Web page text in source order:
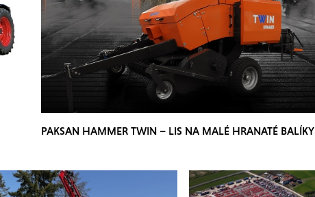
PAKSAN HAMMER TWIN – LIS NA MALÉ HRANATÉ BALÍKY